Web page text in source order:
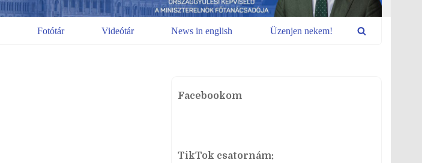
Fotótár Videótár News in english Üzenjen nekem!
Facebookom
TikTok csatornám: